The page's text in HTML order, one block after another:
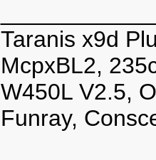
Taranis x9d
McpxBL2,
W450L V2.5,
Funray,